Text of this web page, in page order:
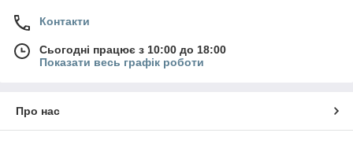
Контакти
Сьогодні працює з 10:00 до 18:00
Показати весь графік роботи
Про нас